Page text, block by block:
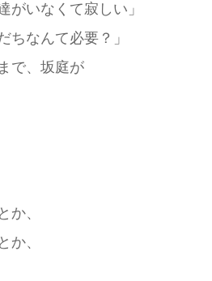
がいなくて寂しい」
ちなんて必要？」
で、坂庭が
か、
か、